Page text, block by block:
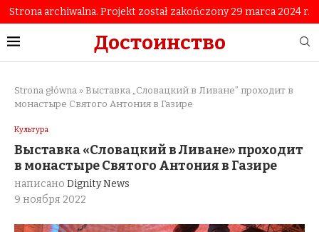
Strona archiwalna. Projekt został zakończony 29 marca 2024 r.
Достоинство
Strona główna » Выставка „Словацкий в Ливане” проходит в
монастыре Святого Антония в Газире
Культура
Выставка «Словацкий в Ливане» проходит
в монастыре Святого Антония в Газире
написано Dignity News
9 ноября 2022